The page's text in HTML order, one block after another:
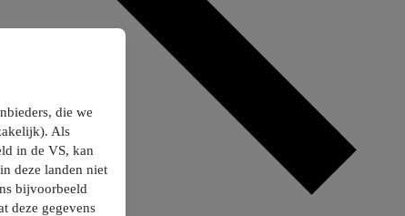
die we
Als
in de VS, kan
deze landen niet
bijvoorbeeld
deze gegevens